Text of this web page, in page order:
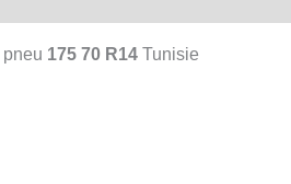
pneu 175 70 R14 Tunisie